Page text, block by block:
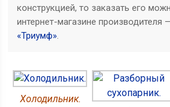
конструкцией, то заказать его
интернет-магазине производителя
«Триумф».
Холодильник.